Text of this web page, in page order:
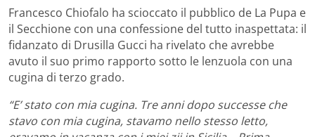
Francesco Chiofalo ha scioccato il pubblico de La Pupa e
il Secchione con una confessione del tutto inaspettata: il
fidanzato di Drusilla Gucci ha rivelato che avrebbe
avuto il suo primo rapporto sotto le lenzuola con una
cugina di terzo grado.
“E’ stato con mia cugina. Tre anni dopo successe che
stavo con mia cugina, stavamo nello stesso letto,